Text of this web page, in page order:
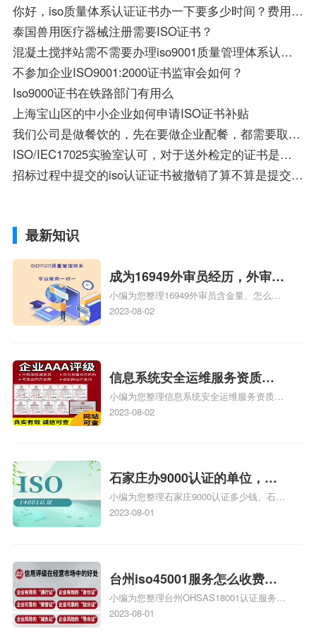
你好，iso质量体系认证证书办一下要多少时间？费用要多少？
泰国兽用医疗器械注册需要ISO证书？
混凝土搅拌站需不需要办理iso9001质量管理体系认证证书
不参加企业ISO9001:2000证书监审会如何？
Iso9000证书在铁路部门有用么
上海宝山区的中小企业如何申请ISO证书补贴
我们公司是做餐饮的，先在要做企业配餐，都需要取得哪些关于ISO9001证书?
ISO/IEC17025实验室认可，对于送外检定的证书是否也要验收？
招标过程中提交的iso认证证书被撤销了算不算是提交了虚假材料
最新知识
成为16949外审员经历，外审员
16949
小编为您整理16949外审员含金量、怎么才
能成为注册的TS16949:2009的外审员、我
2023-08-02
信息系统安全运维服务资质二
级费用，信息系统安全运维服
务资质二级
小编为您整理信息系统安全运维服务资质认
证证书机构有哪些、安全运维服务资质的费
体系认证知识，详情可查看下方正文！
2023-08-02
石家庄办9000认证的单位，石
家庄9000认证的公司
小编为您整理石家庄9000认证多少钱、石家
庄9000认证价格多少钱、石家庄9000认证
2023-08-01
台州iso45001服务怎么收费，
台州iso45001认证服务怎么收
费
小编为您整理台州OHSAS18001认证服务中
心哪家收费便宜、台州ISO9000认证，哪个
2023-08-01